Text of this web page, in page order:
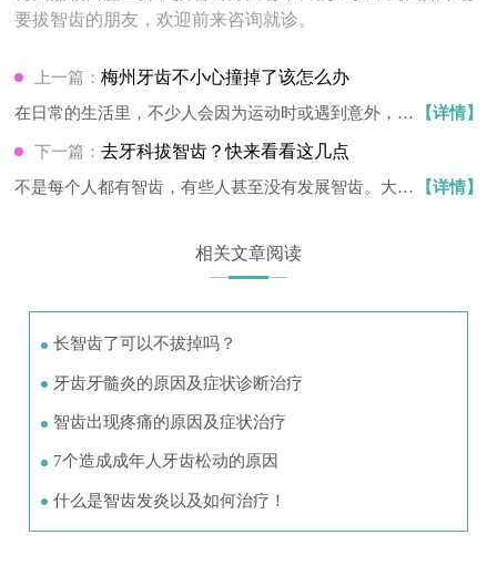
要拔智齿的朋友，欢迎前来咨询就诊。
上一篇：梅州牙齿不小心撞掉了该怎么办
在日常的生活里，不少人会因为运动时或遇到意外，把
【详情】
下一篇：去牙科拔智齿？快来看看这几点
不是每个人都有智齿，有些人甚至没有发展智齿。大多
【详情】
相关文章阅读
长智齿了可以不拔掉吗？
牙齿牙髓炎的原因及症状诊断治疗
智齿出现疼痛的原因及症状治疗
7个造成成年人牙齿松动的原因
什么是智齿发炎以及如何治疗！